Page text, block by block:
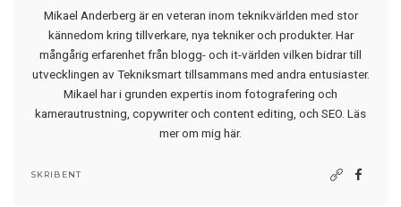
Mikael Anderberg är en veteran inom teknikvärlden med stor
kännedom kring tillverkare, nya tekniker och produkter. Har
mångårig erfarenhet från blogg- och it-världen vilken bidrar till
utvecklingen av Tekniksmart tillsammans med andra entusiaster.
Mikael har i grunden expertis inom fotografering och
kamerautrustning, copywriter och content editing, och SEO. Läs
mer om mig här.
SKRIBENT